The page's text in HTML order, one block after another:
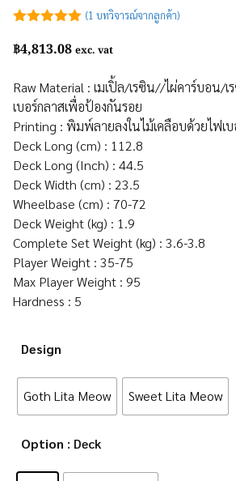
5
(1 บทวิจารณ์จากลูกค้า)
฿4,813.08 exc. vat
Raw Material : เมเปิ้ล/เรซิน//ไผ่คาร์บอน/เ
เบอร์กลาสเพื่อป้องกันรอย
Printing : พิมพ์ลายลงในไม้เคลือบด้วยไฟเ
Deck Long (cm) : 112.8
Deck Long (Inch) : 44.5
Deck Width (cm) : 23.5
Wheelbase (cm) : 70-72
Deck Weight (kg) : 1.9
Complete Set Weight (kg) : 3.6-3.8
Player Weight : 35-75
Max Player Weight : 95
Hardness : 5
Design
Goth Lita Meow Sweet Lita Meow
Option : Deck